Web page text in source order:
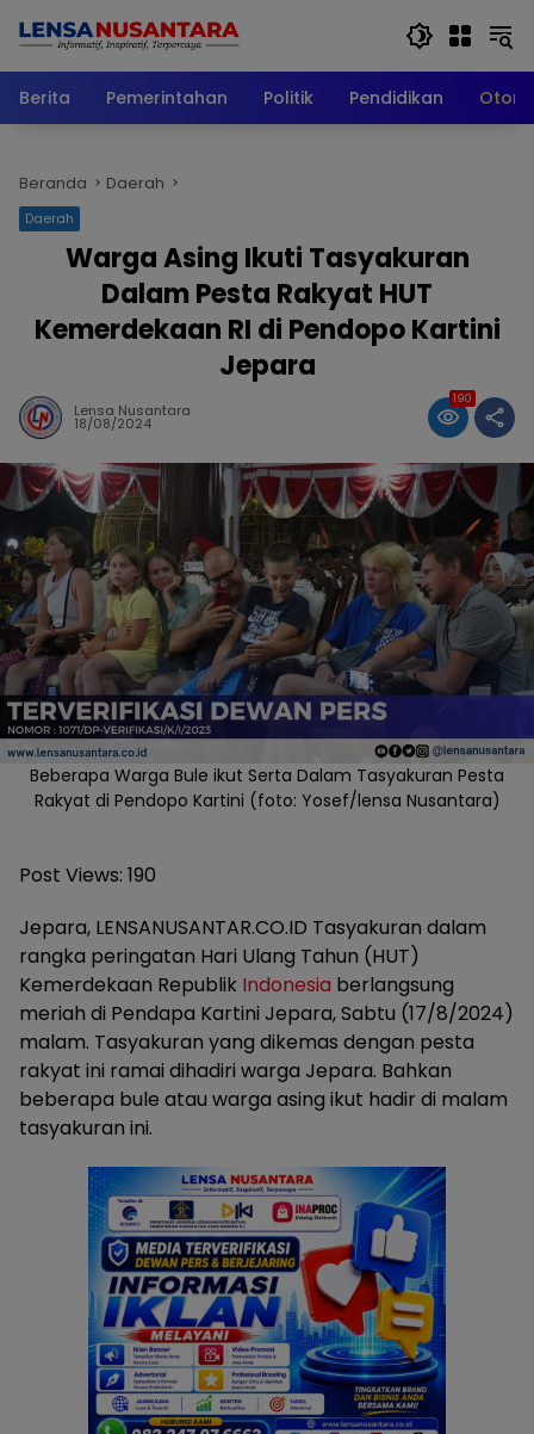
Berita
Pemerintahan Politik Pendidikan
Beranda Daerah
Daerah
Warga Asing Ikuti Tasyakuran
Dalam Pesta Rakyat HUT
Kemerdekaan RI di Pendopo Kartini
Jepara
Lensa Nusantara
18/08/2024
190
Beberapa Warga Bule ikut Serta Dalam Tasyakuran Pesta
Rakyat di Pendopo Kartini (foto: Yosef/lensa Nusantara)
Post Views: 190
Jepara, LENSANUSANTAR.CO.ID Tasyakuran dalam
rangka peringatan Hari Ulang Tahun (HUT)
Kemerdekaan Republik Indonesia berlangsung
meriah di Pendapa Kartini Jepara, Sabtu (17/8/2024)
malam. Tasyakuran yang dikemas dengan pesta
rakyat ini ramai dihadiri warga Jepara. Bahkan
beberapa bule atau warga asing ikut hadir di malam
tasyakuran ini.